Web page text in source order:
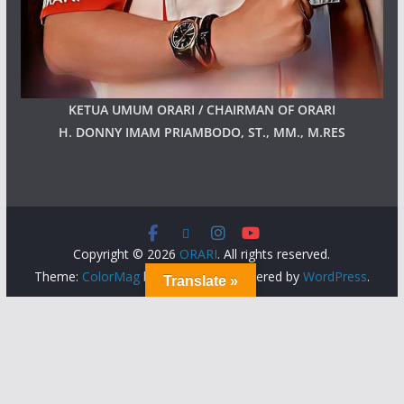
KETUA UMUM ORARI / CHAIRMAN OF ORARI
H. DONNY IMAM PRIAMBODO, ST., MM., M.RES
Copyright © 2026 ORARI. All rights reserved.
Theme: ColorMagby ThemeGrill. Powered by WordPress.
Translate »